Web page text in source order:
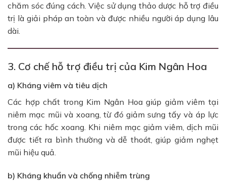
chăm sóc đúng cách. Việc sử dụng thảo dược hỗ trợ điều
trị là giải pháp an toàn và được nhiều người áp dụng lâu
dài.
3. Cơ chế hỗ trợ điều trị của Kim Ngân Hoa
a) Kháng viêm và tiêu dịch
Các hợp chất trong Kim Ngân Hoa giúp giảm viêm tại
niêm mạc mũi và xoang, từ đó giảm sưng tấy và áp lực
trong các hốc xoang. Khi niêm mạc giảm viêm, dịch mũi
được tiết ra bình thường và dễ thoát, giúp giảm nghẹt
mũi hiệu quả.
b) Kháng khuẩn và chống nhiễm trùng